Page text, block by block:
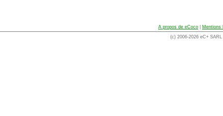
A propos de eCoco
Mentions
(c) 2006-2026 eC+